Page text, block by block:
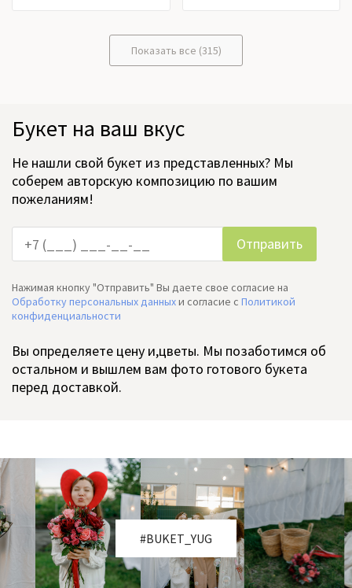
Показать все (315)
Букет на ваш вкус
Не нашли свой букет из представленных? Мы
соберем авторскую композицию по вашим
пожеланиям!
Нажимая кнопку "Отправить" Вы даете свое согласие на
Обработку персональных данныхи согласие c Политикой
конфиденциальности
Вы определяете цену и,цветы. Мы позаботимся об
остальном и вышлем вам фото готового букета
перед доставкой.
#BUKET_YUG